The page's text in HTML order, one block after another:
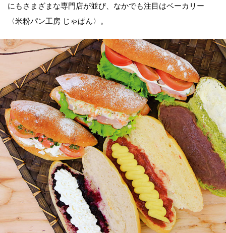
にもさまざまな専門店が並び、なかでも注目はベーカリー
〈米粉パン工房 じゃぱん〉。